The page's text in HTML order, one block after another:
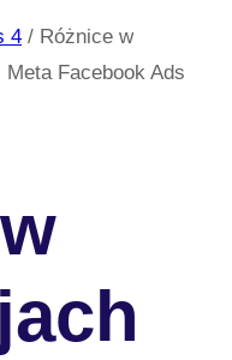
4 / Różnice w
Facebook Ads